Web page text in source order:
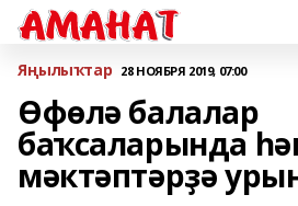
Яңылыҡтар 28 НОЯБРЯ 2019, 07:00
Өфөлә балалар
баҡсаларында
мәктәптәрҙә